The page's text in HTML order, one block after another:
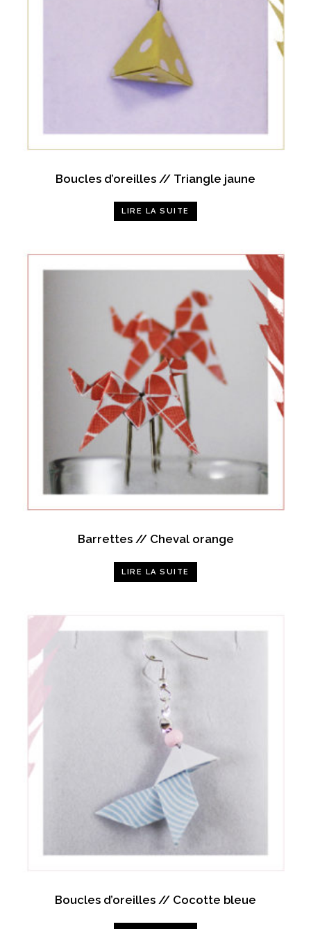
Boucles d’oreilles // Triangle jaune
LIRE LA SUITE
Barrettes // Cheval orange
LIRE LA SUITE
Boucles d’oreilles // Cocotte bleue